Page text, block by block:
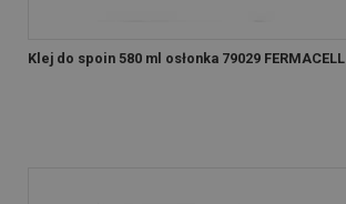
Klej do spoin 580 ml osłonka 79029 FERMACELL